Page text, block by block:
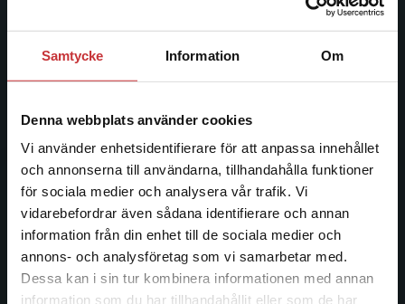
Samtycke Information Om
Denna webbplats använder cookies
Vi använder enhetsidentifierare för att anpassa innehållet
och annonserna till användarna, tillhandahålla funktioner
för sociala medier och analysera vår trafik. Vi
vidarebefordrar även sådana identifierare och annan
information från din enhet till de sociala medier och
annons- och analysföretag som vi samarbetar med.
Dessa kan i sin tur kombinera informationen med annan
information som du har tillhandahållit eller som de har
Begränsad fraktregion
Studentlitteratur
Studentlitteratur grundades 1963 och är idag Sveriges
facklitteratur, utbildningar och digitala
informationstjänster i utbudet, finns Studentlitteratur med
längs hela kunskapsresan.
Kontakta oss
Kontakta oss
046-31 20 00